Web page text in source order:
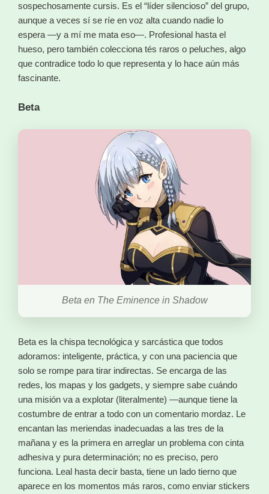
sospechosamente cursis. Es el “líder silencioso” del grupo,
aunque a veces sí se ríe en voz alta cuando nadie lo
espera —y a mí me mata eso—. Profesional hasta el
hueso, pero también colecciona tés raros o peluches, algo
que contradice todo lo que representa y lo hace aún más
fascinante.
Beta
Beta en The Eminence in Shadow
Beta es la chispa tecnológica y sarcástica que todos
adoramos: inteligente, práctica, y con una paciencia que
solo se rompe para tirar indirectas. Se encarga de las
redes, los mapas y los gadgets, y siempre sabe cuándo
una misión va a explotar (literalmente) —aunque tiene la
costumbre de entrar a todo con un comentario mordaz. Le
encantan las meriendas inadecuadas a las tres de la
mañana y es la primera en arreglar un problema con cinta
adhesiva y pura determinación; no es preciso, pero
funciona. Leal hasta decir basta, tiene un lado tierno que
aparece en los momentos más raros, como enviar stickers